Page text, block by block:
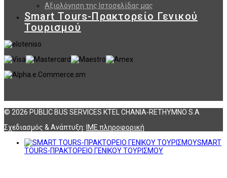
Αξιολόγηση της Ιστοσελίδας μας
Smart Tours-Πρακτορείο Γενικού
Τουρισμού
© 2026 PUBLIC BUS SERVICES KTEL CHANIA-RETHYMNO S.A
Σχεδιασμός & Ανάπτυξη: ΙΜΕ πληροφορική
SMART
TOURS-ΠΡΑΚΤΟΡΕΙΟ ΓΕΝΙΚΟΥ ΤΟΥΡΙΣΜΟΥ